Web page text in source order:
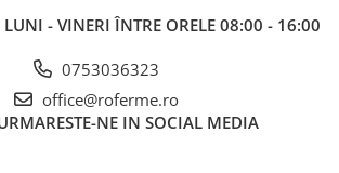
LUNI - VINERI ÎNTRE ORELE 08:00 - 16:00
0753036323
office@roferme.ro
NE IN SOCIAL MEDIA